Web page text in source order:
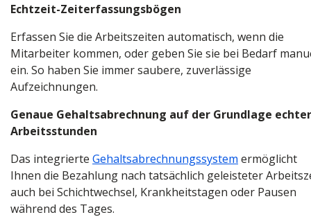
Echtzeit-Zeiterfassungsbögen
Erfassen Sie die Arbeitszeiten automatisch, wenn die
Mitarbeiter kommen, oder geben Sie sie bei Bedarf
ein. So haben Sie immer saubere, zuverlässige
Aufzeichnungen.
Genaue Gehaltsabrechnung auf der Grundlage echter
Arbeitsstunden
Das integrierte Gehaltsabrechnungssystem ermöglicht
Ihnen die Bezahlung nach tatsächlich geleisteter
auch bei Schichtwechsel, Krankheitstagen oder Pausen
während des Tages.